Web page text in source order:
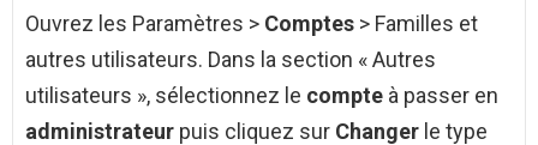
Ouvrez les Paramètres > Comptes > Familles et
autres utilisateurs. Dans la section « Autres
utilisateurs », sélectionnez le compte à passer en
administrateur puis cliquez sur Changer le type